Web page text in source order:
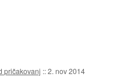
pričakovanj ::2. nov 2014